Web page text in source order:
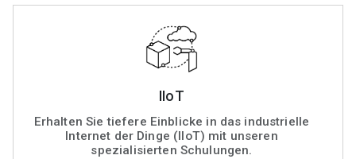
IIoT
Erhalten Sie tiefere Einblicke in das industrielle
Internet der Dinge (IIoT) mit unseren
spezialisierten Schulungen.